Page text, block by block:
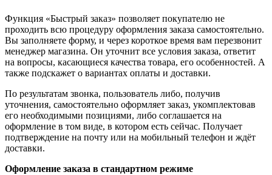
Функция «Быстрый заказ» позволяет покупателю не
проходить всю процедуру оформления заказа самостоятельно.
Вы заполняете форму, и через короткое время вам перезвонит
менеджер магазина. Он уточнит все условия заказа, ответит
на вопросы, касающиеся качества товара, его особенностей. А
также подскажет о вариантах оплаты и доставки.
По результатам звонка, пользователь либо, получив
уточнения, самостоятельно оформляет заказ, укомплектовав
его необходимыми позициями, либо соглашается на
оформление в том виде, в котором есть сейчас. Получает
подтверждение на почту или на мобильный телефон и ждёт
доставки.
Оформление заказа в стандартном режиме